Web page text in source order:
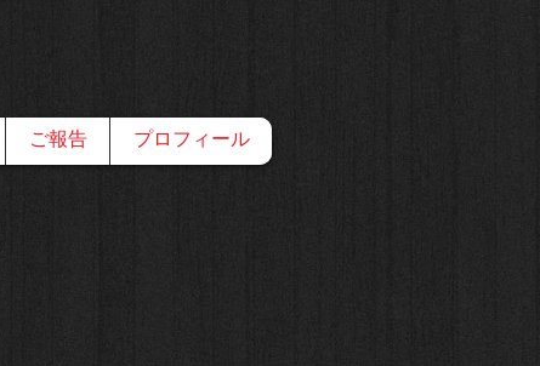
ご報告 プロフィール